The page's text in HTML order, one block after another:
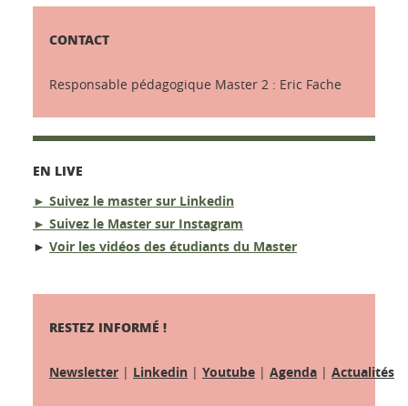
CONTACT
Responsable pédagogique Master 2 : Eric Fache
EN LIVE
► Suivez le master sur Linkedin
► Suivez le Master sur Instagram
► Voir les vidéos des étudiants du Master
RESTEZ INFORMÉ !
Newsletter | Linkedin | Youtube | Agenda | Actualités